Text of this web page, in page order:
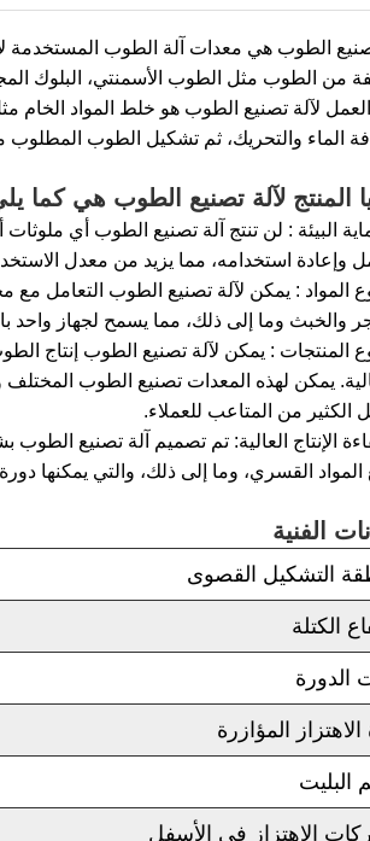
الطوب هي معدات آلة الطوب المستخدمة
من الطوب مثل الطوب الأسمنتي، البلوك
العمل لآلة تصنيع الطوب هو خلط المواد الخام
الماء والتحريك، ثم تشكيل الطوب
المنتج لآلة تصنيع الطوب هي كما
البيئة ‌: لن تنتج آلة تصنيع الطوب أي
وإعادة استخدامه، مما يزيد من معدل
المواد ‌: يمكن لآلة تصنيع الطوب التعامل
والخبث وما إلى ذلك، مما يسمح لجهاز واحد
المنتجات ‌: يمكن لآلة تصنيع الطوب إنتاج
يمكن لهذه المعدات تصنيع الطوب
الكثير من المتاعب للعملاء.
الإنتاج العالية: تم تصميم آلة تصنيع
المواد القسري، وما إلى ذلك، والتي يمكنها
الفنية
التشكيل القصوى
الكتلة
الدورة
المؤازرة
البليت
الاهتزاز في الأسفل